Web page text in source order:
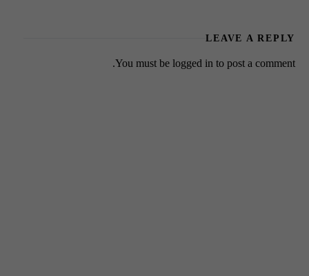
LEAVE A REPLY
You must be logged in to post a comment.